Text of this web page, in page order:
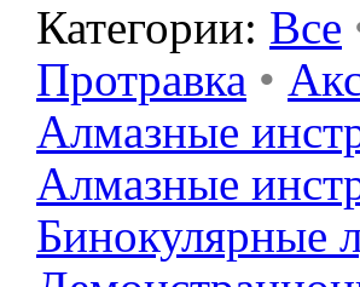
Категории: Все
Протравка •
Алмазные
Алмазные
Бинокулярные